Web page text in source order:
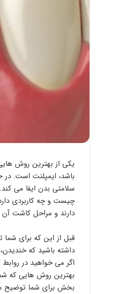
یکی از بهترین روش
باشد، ایمپلنت است.
سلامتی بدن ایفا می
چیست و چه کاربردی
دارند و مراحل کاشت
قبل از این که برای
داشته باشید که
اگر می خواهید در
بهترین روش هایی که
بخش برای شما توضیح